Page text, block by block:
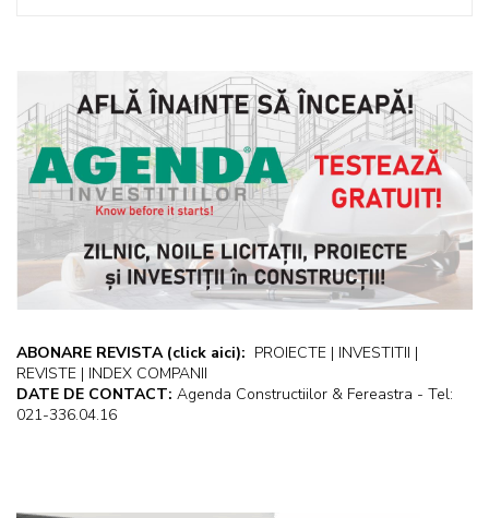
ABONARE REVISTA (click aici): PROIECTE | INVESTITII |
REVISTE | INDEX COMPANII
DATE DE CONTACT: Agenda Constructiilor & Fereastra - Tel:
021-336.04.16